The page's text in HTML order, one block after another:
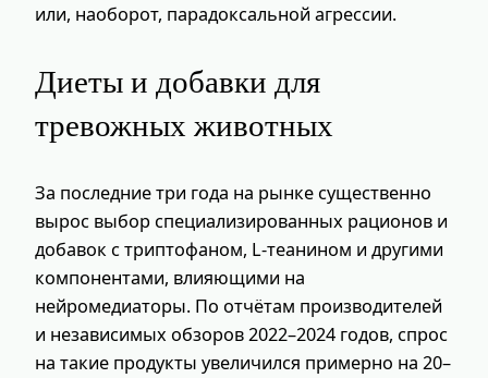
или, наоборот, парадоксальной агрессии.
Диеты и добавки для
тревожных животных
За последние три года на рынке существенно
вырос выбор специализированных рационов и
добавок с триптофаном, L‑теанином и другими
компонентами, влияющими на
нейромедиаторы. По отчётам производителей
и независимых обзоров 2022–2024 годов, спрос
на такие продукты увеличился примерно на 20–